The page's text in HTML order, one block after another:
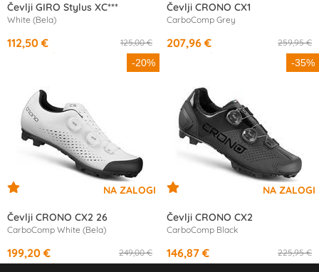
Čevlji GIRO Stylus XC***
White (Bela)
125,00 €
112,50 €
/mesec
Čevlji CRONO CX1
CarboComp Grey
259,95 €
207,96 €
/mesec
-20%
Čevlji CRONO CX2 26
CarboComp White (Bela)
249,00 €
199,20 €
od18,70 €/mesec
-35%
Čevlji CRONO CX2
CarboComp Black
225,95 €
146,87 €
od13,81 €/mesec